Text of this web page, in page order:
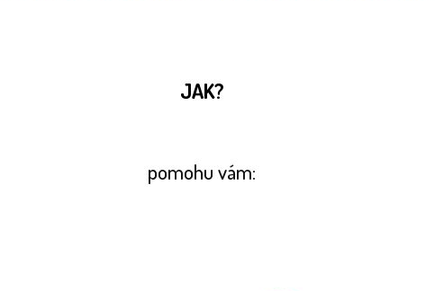
JAK?
pomohu vám: